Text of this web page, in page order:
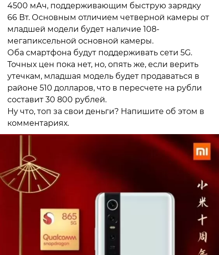
4500 мАч, поддерживающим быструю зарядку
66 Вт. Основным отличием четверной камеры от
младшей модели будет наличие 108-
мегапиксельной основной камеры.
Оба смартфона будут поддерживать сети 5G.
Точных цен пока нет, но, опять же, если верить
утечкам, младшая модель будет продаваться в
районе 510 долларов, что в пересчете на рубли
составит 30 800 рублей.
Ну что, топ за свои деньги? Напишите об этом в
комментариях.